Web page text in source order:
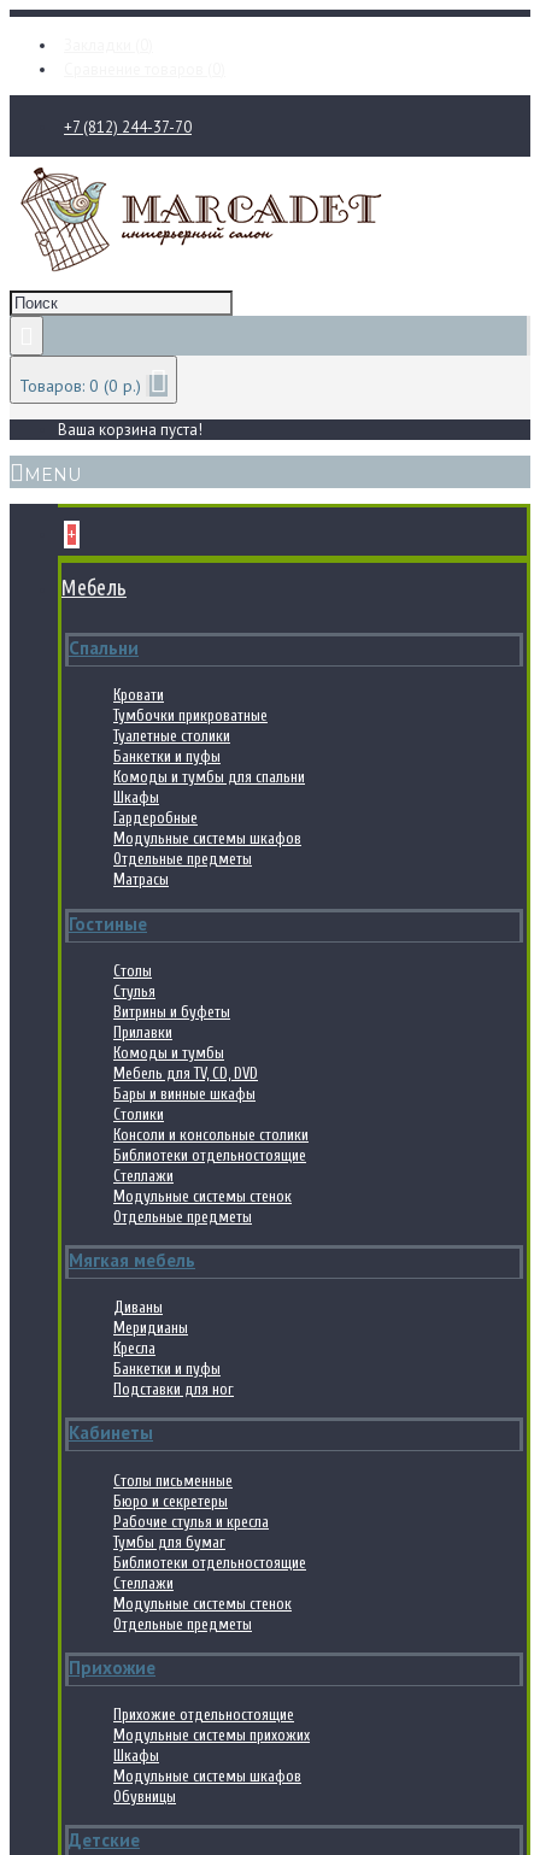
+7 (812) 244-37-70
Товаров: 0 (0 р.)
Ваша корзина пуста!
MENU
+
Мебель
Спальни
Кровати
Тумбочки прикроватные
Туалетные столики
Банкетки и пуфы
Комоды и тумбы для спальни
Шкафы
Гардеробные
Модульные системы шкафов
Отдельные предметы
Матрасы
Гостиные
Столы
Стулья
Витрины и буфеты
Прилавки
Комоды и тумбы
Мебель для TV, CD, DVD
Бары и винные шкафы
Столики
Консоли и консольные столики
Библиотеки отдельностоящие
Стеллажи
Модульные системы стенок
Отдельные предметы
Мягкая мебель
Диваны
Меридианы
Кресла
Банкетки и пуфы
Подставки для ног
Кабинеты
Столы письменные
Бюро и секретеры
Рабочие стулья и кресла
Тумбы для бумаг
Библиотеки отдельностоящие
Стеллажи
Модульные системы стенок
Отдельные предметы
Прихожие
Прихожие отдельностоящие
Модульные системы прихожих
Шкафы
Модульные системы шкафов
Обувницы
Детские